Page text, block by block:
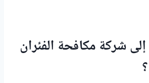
إلى شركة مكافحة الفئران